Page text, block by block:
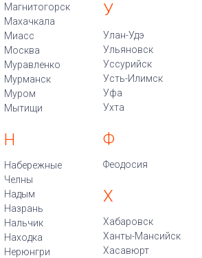
Магнитогорск
Махачкала
Миасс
Москва
Муравленко
Мурманск
Муром
Мытищи
Н
Набережные
Челны
Надым
Назрань
Нальчик
Находка
Нерюнгри
У
Улан-Удэ
Ульяновск
Уссурийск
Усть-Илимск
Уфа
Ухта
Ф
Феодосия
Х
Хабаровск
Ханты-Мансийск
Хасавюрт